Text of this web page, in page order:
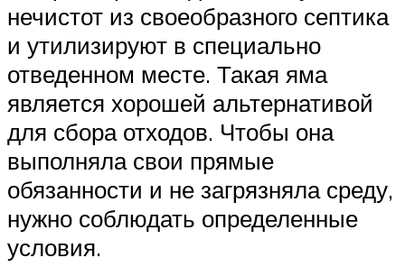
нечистот из своеобразного септика
и утилизируют в специально
отведенном месте. Такая яма
является хорошей альтернативой
для сбора отходов. Чтобы она
выполняла свои прямые
обязанности и не загрязняла среду,
нужно соблюдать определенные
условия.